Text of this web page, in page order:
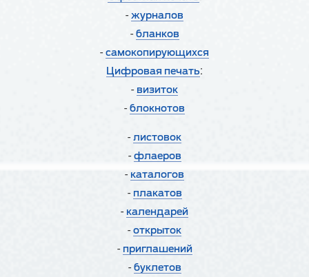
- журналов
-бланков
- cамокопирующихся
Цифровая печать:
- визиток
- блокнотов
- листовок
-флаеров
- каталогов
- плакатов
- календарей
-открыток
- приглашений
- буклетов